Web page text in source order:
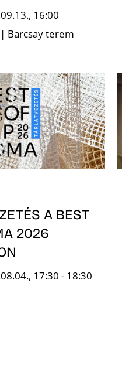
16:00
Barcsay terem
A BEST
2026
17:30 - 18:30